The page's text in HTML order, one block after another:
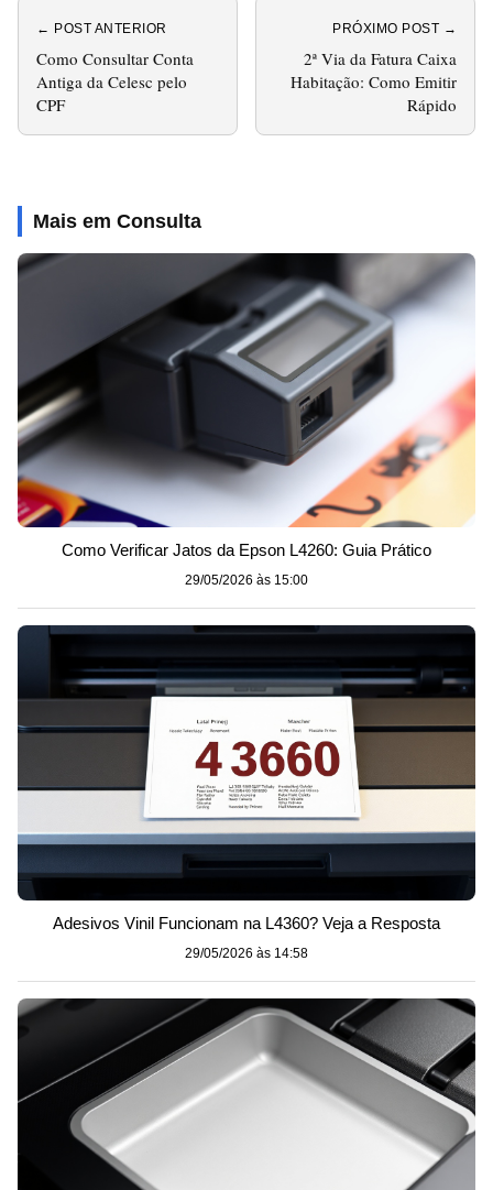
← POST ANTERIOR
Como Consultar Conta
Antiga da Celesc pelo
CPF
PRÓXIMO POST →
2ª Via da Fatura Caixa
Habitação: Como Emitir
Rápido
Mais em Consulta
Como Verificar Jatos da Epson L4260: Guia Prático
29/05/2026 às 15:00
Adesivos Vinil Funcionam na L4360? Veja a Resposta
29/05/2026 às 14:58